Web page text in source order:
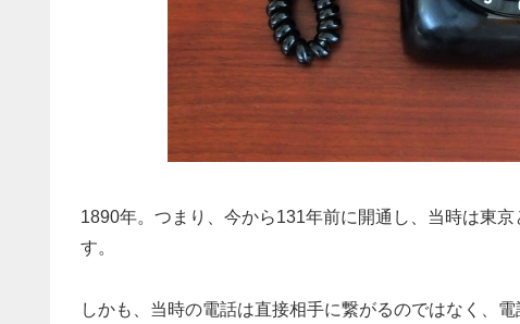
1890年。つまり、今から131年前に開通し、当時は東
す。
しかも、当時の電話は直接相手に繋がるのではなく、